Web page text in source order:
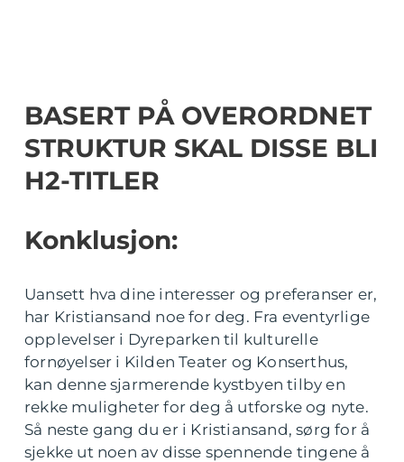
BASERT PÅ OVERORDNET
STRUKTUR SKAL DISSE BLI
H2-TITLER
Konklusjon:
Uansett hva dine interesser og preferanser er,
har Kristiansand noe for deg. Fra eventyrlige
opplevelser i Dyreparken til kulturelle
fornøyelser i Kilden Teater og Konserthus,
kan denne sjarmerende kystbyen tilby en
rekke muligheter for deg å utforske og nyte.
Så neste gang du er i Kristiansand, sørg for å
sjekke ut noen av disse spennende tingene å